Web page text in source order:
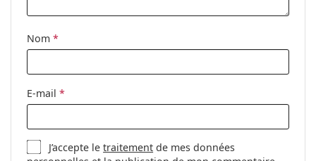
découvrir d'autres styles ou consultez notreguide des
Ceci est un dispositif médical. Lisez le mode d'emploi
nettoyage:
Sexe:
Catégorie:
Marque:
Hugo Boss
Nom *
E-mail *
J’accepte letraitement de mes données